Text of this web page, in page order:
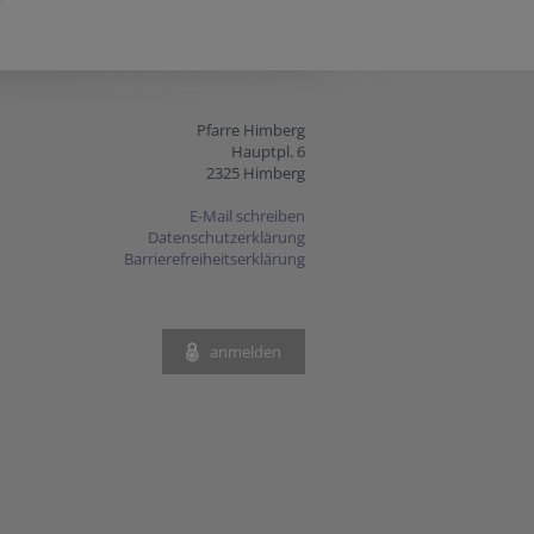
Pfarre Himberg
Hauptpl. 6
2325 Himberg
E-Mail schreiben
Datenschutzerklärung
Barrierefreiheitserklärung
anmelden